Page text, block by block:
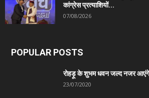
कांग्रेस प्रत्याशियों...
07/08/2026
POPULAR POSTS
रोहड़ू के शुभम धवन जल्द नजर आएंगे
23/07/2020